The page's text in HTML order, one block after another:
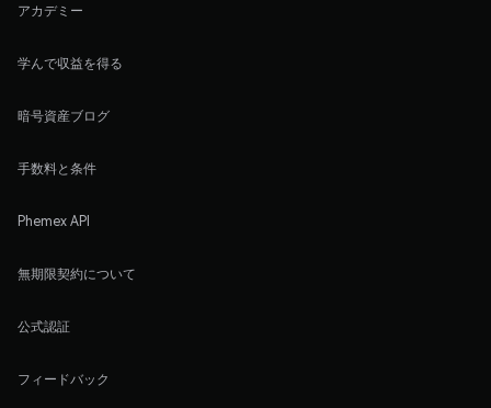
アカデミー
学んで収益を得る
暗号資産ブログ
手数料と条件
Phemex API
無期限契約について
公式認証
フィードバック